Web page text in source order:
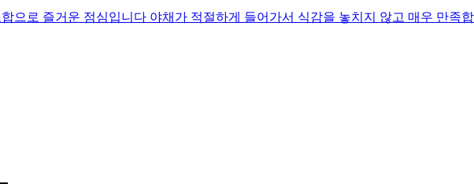
으로 즐거운 점심입니다 야채가 적절하게 들어가서 식감을 놓치지 않고 매우 만족